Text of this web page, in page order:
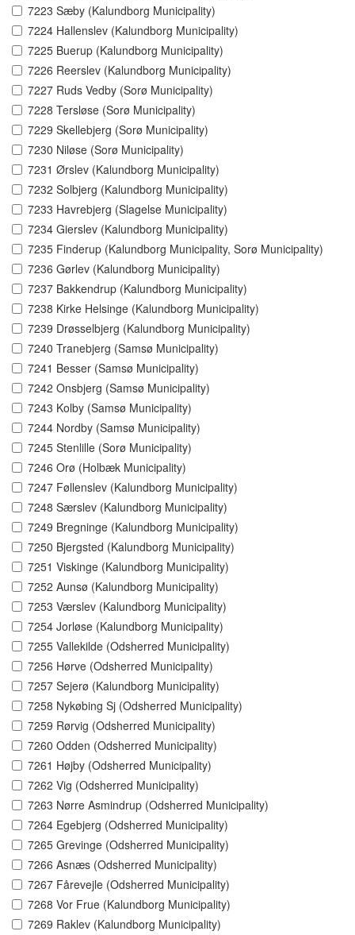
7223 Sæby (Kalundborg Municipality)
7224 Hallenslev (Kalundborg Municipality)
7225 Buerup (Kalundborg Municipality)
7226 Reerslev (Kalundborg Municipality)
7227 Ruds Vedby (Sorø Municipality)
7228 Tersløse (Sorø Municipality)
7229 Skellebjerg (Sorø Municipality)
7230 Niløse (Sorø Municipality)
7231 Ørslev (Kalundborg Municipality)
7232 Solbjerg (Kalundborg Municipality)
7233 Havrebjerg (Slagelse Municipality)
7234 Gierslev (Kalundborg Municipality)
7235 Finderup (Kalundborg Municipality, Sorø Municipality)
7236 Gørlev (Kalundborg Municipality)
7237 Bakkendrup (Kalundborg Municipality)
7238 Kirke Helsinge (Kalundborg Municipality)
7239 Drøsselbjerg (Kalundborg Municipality)
7240 Tranebjerg (Samsø Municipality)
7241 Besser (Samsø Municipality)
7242 Onsbjerg (Samsø Municipality)
7243 Kolby (Samsø Municipality)
7244 Nordby (Samsø Municipality)
7245 Stenlille (Sorø Municipality)
7246 Orø (Holbæk Municipality)
7247 Føllenslev (Kalundborg Municipality)
7248 Særslev (Kalundborg Municipality)
7249 Bregninge (Kalundborg Municipality)
7250 Bjergsted (Kalundborg Municipality)
7251 Viskinge (Kalundborg Municipality)
7252 Aunsø (Kalundborg Municipality)
7253 Værslev (Kalundborg Municipality)
7254 Jorløse (Kalundborg Municipality)
7255 Vallekilde (Odsherred Municipality)
7256 Hørve (Odsherred Municipality)
7257 Sejerø (Kalundborg Municipality)
7258 Nykøbing Sj (Odsherred Municipality)
7259 Rørvig (Odsherred Municipality)
7260 Odden (Odsherred Municipality)
7261 Højby (Odsherred Municipality)
7262 Vig (Odsherred Municipality)
7263 Nørre Asmindrup (Odsherred Municipality)
7264 Egebjerg (Odsherred Municipality)
7265 Grevinge (Odsherred Municipality)
7266 Asnæs (Odsherred Municipality)
7267 Fårevejle (Odsherred Municipality)
7268 Vor Frue (Kalundborg Municipality)
7269 Raklev (Kalundborg Municipality)